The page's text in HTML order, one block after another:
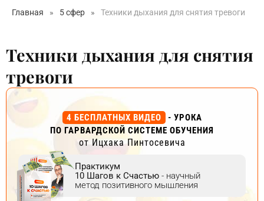
Главная » 5 сфер » Техники дыхания для снятия тревоги
Техники дыхания для снятия
тревоги
4 БЕСПЛАТНЫХ ВИДЕО
- УРОКА
ПО ГАРВАРДСКОЙ СИСТЕМЕ ОБУЧЕНИЯ
от Ицхака Пинтосевича
Практикум
10 Шагов к Счастью - научный
метод позитивного мышления